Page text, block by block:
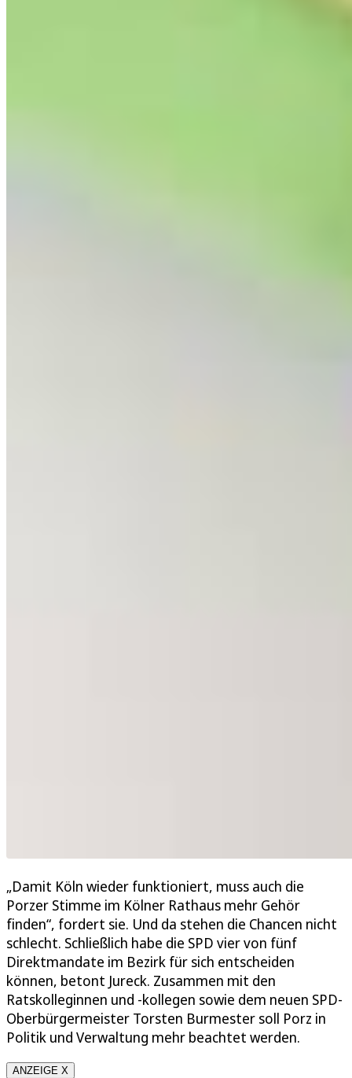
„Damit Köln wieder funktioniert, muss auch die
Porzer Stimme im Kölner Rathaus mehr Gehör
finden“, fordert sie. Und da stehen die Chancen nicht
schlecht. Schließlich habe die SPD vier von fünf
Direktmandate im Bezirk für sich entscheiden
können, betont Jureck. Zusammen mit den
Ratskolleginnen und -kollegen sowie dem neuen SPD-
Oberbürgermeister Torsten Burmester soll Porz in
Politik und Verwaltung mehr beachtet werden.
ANZEIGE X